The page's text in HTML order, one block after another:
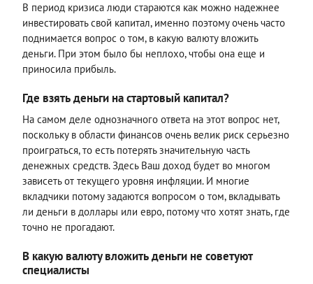
В период кризиса люди стараются как можно надежнее
инвестировать свой капитал, именно поэтому очень часто
поднимается вопрос о том, в какую валюту вложить
деньги. При этом было бы неплохо, чтобы она еще и
приносила прибыль.
Где взять деньги на стартовый капитал?
На самом деле однозначного ответа на этот вопрос нет,
поскольку в области финансов очень велик риск серьезно
проиграться, то есть потерять значительную часть
денежных средств. Здесь Ваш доход будет во многом
зависеть от текущего уровня инфляции. И многие
вкладчики потому задаются вопросом о том, вкладывать
ли деньги в доллары или евро, потому что хотят знать, где
точно не прогадают.
В какую валюту вложить деньги не советуют
специалисты